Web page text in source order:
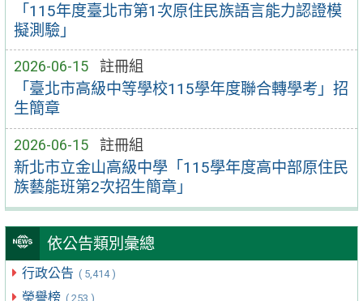
「115年度臺北市第1次原住民族語言能力認證模
擬測驗」
2026-06-15 註冊組
「臺北市高級中等學校115學年度聯合轉學考」招
生簡章
2026-06-15 註冊組
新北市立金山高級中學「115學年度高中部原住民
族藝能班第2次招生簡章」
依公告類別彙總
行政公告 ( 5,414 )
榮譽榜 ( 253 )